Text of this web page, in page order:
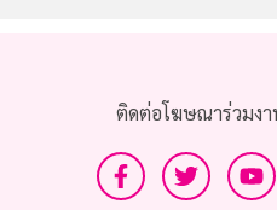
ติดต่อโฆษณาร่วมง